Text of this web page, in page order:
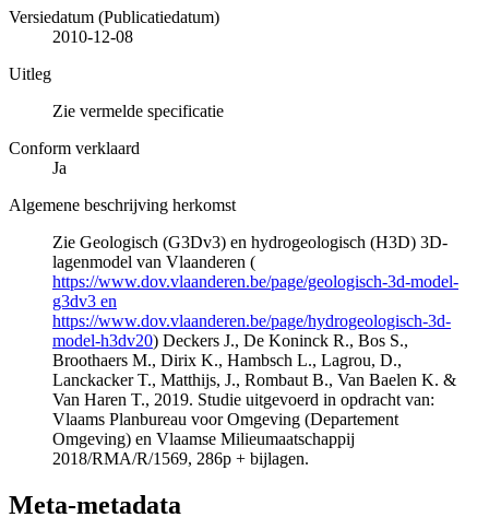
Versiedatum (Publicatiedatum)
2010-12-08
Uitleg
Zie vermelde specificatie
Conform verklaard
Ja
Algemene beschrijving herkomst
Zie Geologisch (G3Dv3) en hydrogeologisch (H3D) 3D-
lagenmodel van Vlaanderen (
https://www.dov.vlaanderen.be/page/geologisch-3d-model-
g3dv3 en
https://www.dov.vlaanderen.be/page/hydrogeologisch-3d-
model-h3dv20) Deckers J., De Koninck R., Bos S.,
Broothaers M., Dirix K., Hambsch L., Lagrou, D.,
Lanckacker T., Matthijs, J., Rombaut B., Van Baelen K. &
Van Haren T., 2019. Studie uitgevoerd in opdracht van:
Vlaams Planbureau voor Omgeving (Departement
Omgeving) en Vlaamse Milieumaatschappij
2018/RMA/R/1569, 286p + bijlagen.
Meta-metadata